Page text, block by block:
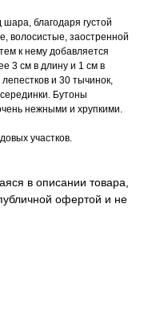
благодаря густой
волосистые, заостренной
к нему добавляется
3 см в длину и 1 см в
и 30 тычинок,
Бутоны
нежными и хрупкими.
участков.
в описании товара,
офертой и не